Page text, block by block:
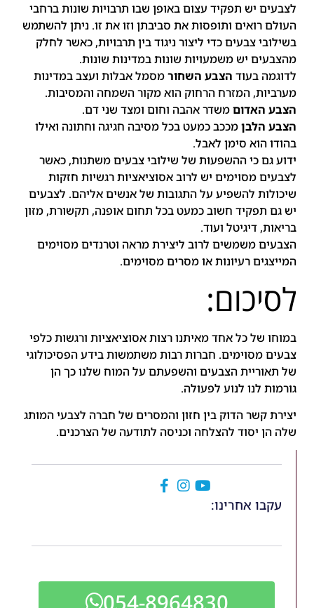
לצבעים יש תפקיד עצום באופן שבו תרבויות שונות ברחבי
העולם רואים ותופסות את סביבתן וזו את זו. ניתן להשתמש
בשילובי צבעים כדי ליצור ניגוד בין תרבויות, כאשר לחלק
מהצבעים יש משמעויות שונות במדינות שונות.
לדוגמה בעוד הצבע השחורמסמל אבלות ועצב במדינות
מערביות, המזרח הרחוק הוא מקור השמחה והמסיבות.
הצבע האדוםמשדר אהבה וחום ומצד שני דם.
הצבע הלבןמככב כמעט בכל מסיבה חגיגה וחתונה ואילו
בהודו הוא סימן לאבל.
ידוע גם כי ההשפעות של שילובי צבעים משתנות, כאשר
לצבעים מסוימים יש לרוב אסוציאציות רגשיות חזקות
שיכולות להשפיע על התגובות של אנשים אליהם. לצבעים
יש גם תפקיד חשוב כמעט בכל תחום אופנה, תקשורת, מזון
בריאות, דיגיטל ועוד.
הצבעים משמשים לרוב ליצירת מראה וטרנדים מסוימים
המייצגים רעיונות או מסרים מסוימים.
לסיכום:
במוחו של כל אחד מאיתנו רצות אסוציאציות ורגשות כלפי
צבעים מסוימים. חברות רבות משתמשות בידע הפסיכולוגי
של תאוריית הצבעים והשפעתם על המוח שלנו כך הן
גורמות לנו לנוע לפעולה.
יצירת קשר הדוק בין חזון והמסרים של חברה לצבעי המותג
שלה הן יסוד להצלחה וכניסה לתודעה של הצרכנים.
עקבו אחרינו:
054-8964830